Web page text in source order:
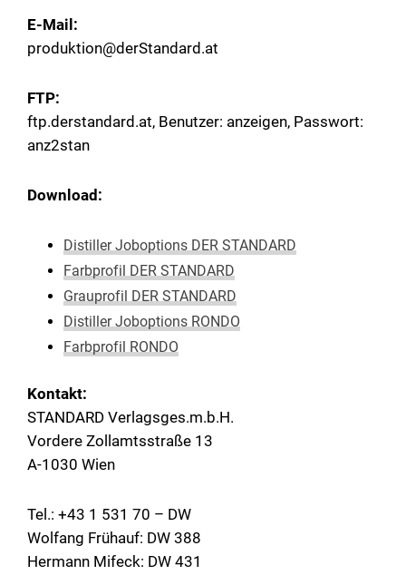
E-Mail:
produktion@derStandard.at
FTP:
ftp.derstandard.at, Benutzer: anzeigen, Passwort:
anz2stan
Download:
Distiller Joboptions DER STANDARD
Farbprofil DER STANDARD
Grauprofil DER STANDARD
Distiller Joboptions RONDO
Farbprofil RONDO
Kontakt:
STANDARD Verlagsges.m.b.H.
Vordere Zollamtsstraße 13
A-1030 Wien
Tel.: +43 1 531 70 – DW
Wolfang Frühauf: DW 388
Hermann Mifeck: DW 431